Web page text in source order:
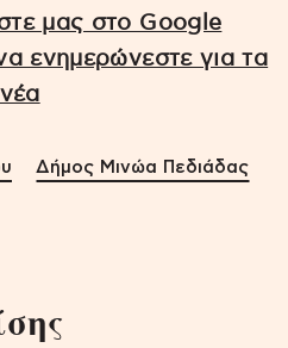
μας στο Google
ενημερώνεστε για τα
Δήμος Μινώα Πεδιάδας